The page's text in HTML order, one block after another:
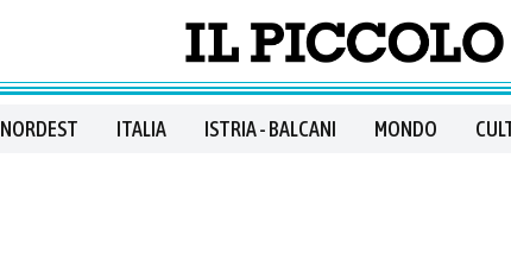
NORDEST ITALIA ISTRIA - BALCANI MONDO